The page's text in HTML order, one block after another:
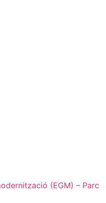
(EGM) – Parc